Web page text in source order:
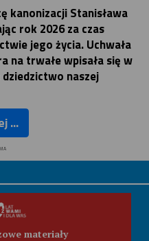
kanonizacji Stanisława
rok 2026 za czas
jego życia. Uchwała
na trwałe wpisała się w
naszej
...
materiały